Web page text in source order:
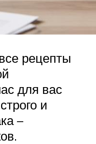
рецепты
для вас
и
–